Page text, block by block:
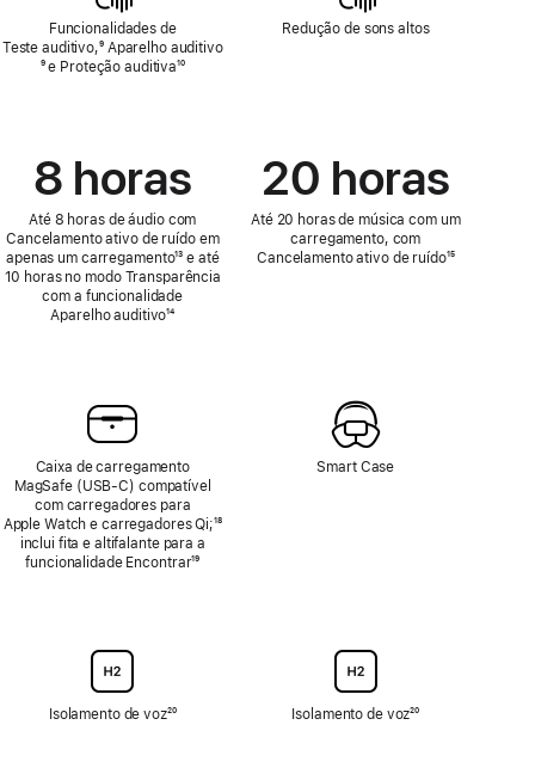
Funcionalidades de
Teste auditivo,Nota
de
⁹ Aparelho auditivoNota
⁹ e Proteção auditivaNota
¹⁰
8 horas
Até 8 horas de áudio com
Cancelamento ativo de ruído em
apenas um carregamentoNota
de
rodapé
¹³ e até
10 horas no modo Transparência
com a funcionalidade
Aparelho auditivoNota
¹⁴
Caixa de carregamento
MagSafe (USB‑C) compatível
com carregadores para
Apple Watch e carregadores Qi;Nota
¹⁸
inclui fita e altifalante para a
funcionalidade EncontrarNota
¹⁹
Isolamento de vozNota
²⁰
Redução de sons altos
20 horas
Até 20 horas de música com um
carregamento, com
Cancelamento ativo de ruídoNota
¹⁵
Smart Case
Isolamento de vozNota
²⁰